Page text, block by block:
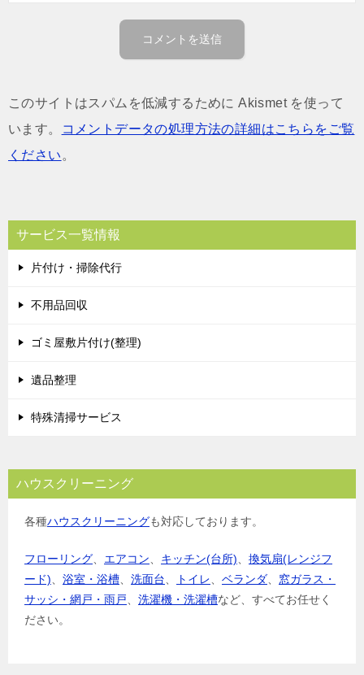
このサイトはスパムを低減するために Akismet を使って
います。
コメントデータの処理方法の詳細はこちらをご覧
ください 。
サービス一覧情報
片付け・掃除代行
不用品回収
ゴミ屋敷片付け(整理)
遺品整理
特殊清掃サービス
ハウスクリーニング
各種ハウスクリーニングも対応しております。
フローリング エアコン キッチン(台所)
換気扇(レンジフ
ード)
浴室・浴槽 洗面台 トイレ ベランダ
窓ガラス・
サッシ・網戸・雨戸
洗濯機・洗濯槽など、すべてお任せく
ださい。